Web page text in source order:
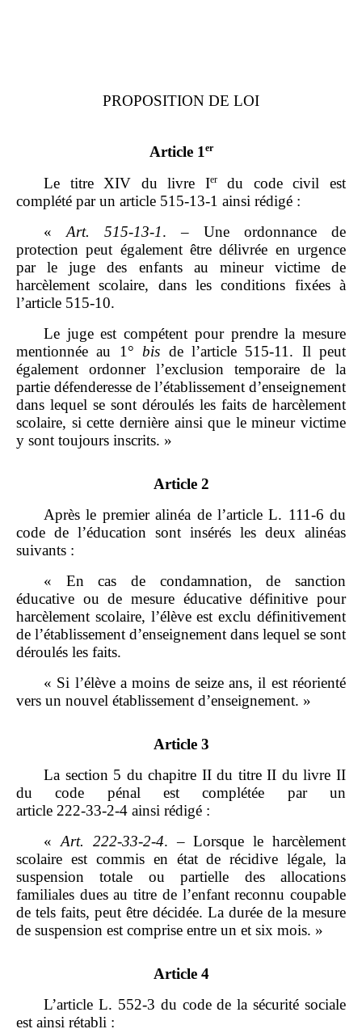
PROPOSITION DE LOI
Article 1 er
Le titre XIV du livre Ierdu code civil est
complété par un article 515‑13‑1 ainsi rédigé :
« Art. 515‑13‑1. – Une ordonnance de
protection peut également être délivrée en urgence
par le juge des enfants au mineur victime de
harcèlement scolaire, dans les conditions fixées à
l’article 515‑10.
Le juge est compétent pour prendre la mesure
mentionnée au 1°bis de l’article 515‑11. Il peut
également ordonner l’exclusion temporaire de la
partie défenderesse de l’établissement d’enseignement
dans lequel se sont déroulés les faits de harcèlement
scolaire, si cette dernière ainsi que le mineur victime
y sont toujours inscrits. »
Article 2
Après le premier alinéa de l’article L. 111‑6 du
code de l’éducation sont insérés les deux alinéas
suivants :
« En cas de condamnation, de sanction
éducative ou de mesure éducative définitive pour
harcèlement scolaire, l’élève est exclu définitivement
de l’établissement d’enseignement dans lequel se sont
déroulés les faits.
« Si l’élève a moins de seize ans, il est réorienté
vers un nouvel établissement d’enseignement. »
Article 3
La section 5 du chapitre II du titre II du livre II
du code pénal est complétée par un
article 222‑33‑2‑4 ainsi rédigé :
« Art. 222‑33‑2‑4. – Lorsque le harcèlement
scolaire est commis en état de récidive légale, la
suspension totale ou partielle des allocations
familiales dues au titre de l’enfant reconnu coupable
de tels faits, peut être décidée. La durée de la mesure
de suspension est comprise entre un et six mois. »
Article 4
L’article L. 552‑3 du code de la sécurité sociale
est ainsi rétabli :